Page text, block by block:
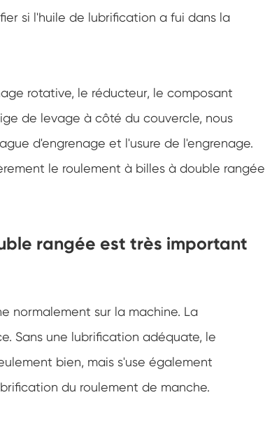
si l'huile de lubrification a fui dans la
rotative, le réducteur, le composant
de levage à côté du couvercle, nous
d'engrenage et l'usure de l'engrenage.
le roulement à billes à double rangée
rangée est très important
normalement sur la machine. La
Sans une lubrification adéquate, le
bien, mais s'use également
du roulement de manche.